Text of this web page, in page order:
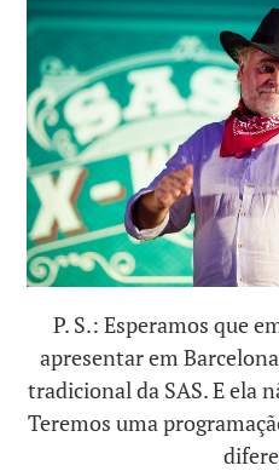
P. S.: Esperamos que
apresentar em
tradicional da SAS. E ela
Teremos uma